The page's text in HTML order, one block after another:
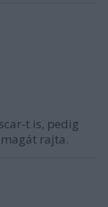
t is, pedig
rajta.